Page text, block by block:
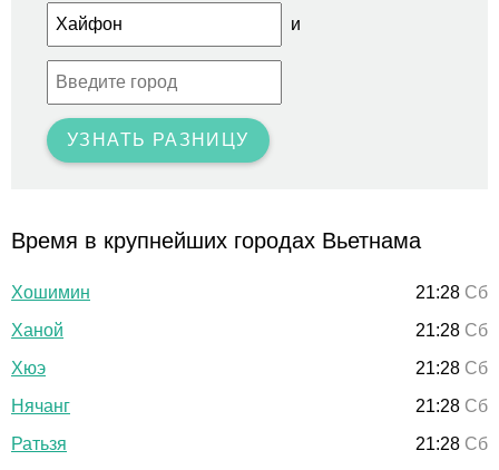
и
УЗНАТЬ РАЗНИЦУ
Время в крупнейших городах Вьетнама
Хошимин 21:28 Сб
Ханой
21:28 Сб
Хюэ
21:28 Сб
Нячанг
21:28 Сб
Ратьзя
21:28 Сб